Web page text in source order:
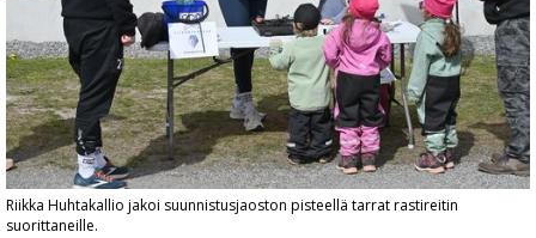
Riikka Huhtakallio jakoi suunnistusjaoston pisteellä tarrat rastireitin
suorittaneille.